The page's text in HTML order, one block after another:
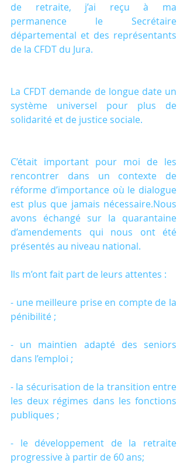
de retraite, j’ai reçu à ma
permanence le Secrétaire
départemental et des représentants
de la CFDT du Jura.
La CFDT demande de longue date un
système universel pour plus de
solidarité et de justice sociale.
C’était important pour moi de les
rencontrer dans un contexte de
réforme d’importance où le dialogue
est plus que jamais nécessaire.Nous
avons échangé sur la quarantaine
d’amendements qui nous ont été
présentés au niveau national.
Ils m’ont fait part de leurs attentes :
- une meilleure prise en compte de la
pénibilité ;
- un maintien adapté des seniors
dans l’emploi ;
- la sécurisation de la transition entre
les deux régimes dans les fonctions
publiques ;
- le développement de la retraite
progressive à partir de 60 ans;